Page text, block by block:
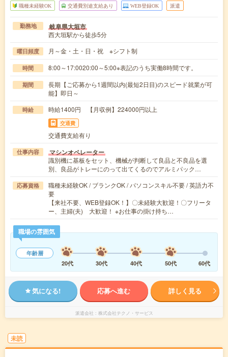
職種未経験OK 交通費別途支給あり WEB登録OK 派遣
勤務地 岐阜県大垣市
西大垣駅から徒歩5分
曜日頻度 月～金・土・日・祝 ※シフト制
時間 8:00～17:0020:00～5:00※表記のうち実働8時間です。
期間
長期【ご応募から1週間以内(最短2日目)のスピード就業が可
能】即日～
時給 時給1400円 【月収例】224000円以上
交通費
交通費支給有り
仕事内容 マシンオペレーター
識別機に基板をセット、機械が判断して良品と不良品を選
別、良品がトレーにのって出てくるのでアルミパック…
応募資格
職種未経験OK / ブランクOK / パソコンスキル不要 / 英語力不
要
【来社不要、WEB登録OK！】〇未経験大歓迎！〇フリータ
ー、主婦(夫) 大歓迎！ ※お仕事の掛け持ち…
職場の雰囲気
年齢層
20代
30代 40代 50代 60代
気になる! 応募へ進む 詳しく見る
派遣会社 株式会社テクノ・サービス
未読